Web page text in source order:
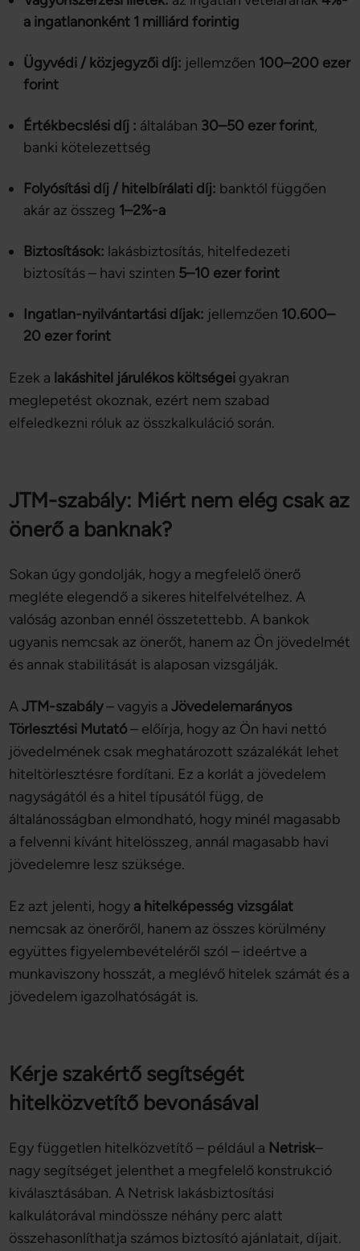
Ön által használt más szolgáltatásokból gyűjtöttek.
a ingatlanonként 1 milliárd forintig
Ügyvédi / közjegyzői díj: jellemzően 100–200 ezer
forint
Értékbecslési díj : általában 30–50 ezer forint,
banki kötelezettség
Folyósítási díj / hitelbírálati díj: banktól függően
akár az összeg 1–2%-a
Biztosítások: lakásbiztosítás, hitelfedezeti
biztosítás – havi szinten 5–10 ezer forint
Ingatlan-nyilvántartási díjak: jellemzően 10.600–
20 ezer forint
Ezek a lakáshitel járulékos költségei gyakran
meglepetést okoznak, ezért nem szabad
elfeledkezni róluk az összkalkuláció során.
JTM-szabály: Miért nem elég csak az
önerő a banknak?
Sokan úgy gondolják, hogy a megfelelő önerő
megléte elegendő a sikeres hitelfelvételhez. A
valóság azonban ennél összetettebb. A bankok
ugyanis nemcsak az önerőt, hanem az Ön jövedelmét
és annak stabilitását is alaposan vizsgálják.
AJTM-szabály– vagyis aJövedelemarányos
Törlesztési Mutató– előírja, hogy az Ön havi nettó
jövedelmének csak meghatározott százalékát lehet
hiteltörlesztésre fordítani. Ez a korlát a jövedelem
nagyságától és a hitel típusától függ, de
általánosságban elmondható, hogy minél magasabb
a felvenni kívánt hitelösszeg, annál magasabb havi
jövedelemre lesz szüksége.
Ez azt jelenti, hogy a hitelképesség vizsgálat
nemcsak az önerőről, hanem az összes körülmény
együttes figyelembevételéről szól – ideértve a
munkaviszony hosszát, a meglévő hitelek számát és a
jövedelem igazolhatóságát is.
Kérje szakértő segítségét
hitelközvetítő bevonásával
Egy független hitelközvetítő – például a Netrisk–
nagy segítséget jelenthet a megfelelő konstrukció
kiválasztásában. A Netrisk lakásbiztosítási
kalkulátorával mindössze néhány perc alatt
összehasonlíthatja számos biztosító ajánlatait, díjait.